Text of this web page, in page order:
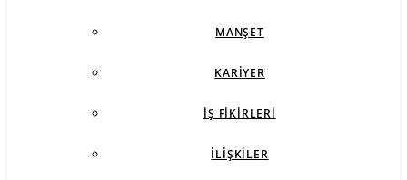
MANŞET
KARIYER
İŞ FIKIRLERI
İLIŞKILER